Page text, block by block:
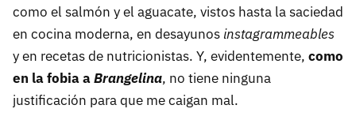
como el salmón y el aguacate, vistos hasta la saciedad
en cocina moderna, en desayunos instagrammeables
y en recetas de nutricionistas. Y, evidentemente, como
en la fobia aBrangelina, no tiene ninguna
justificación para que me caigan mal.